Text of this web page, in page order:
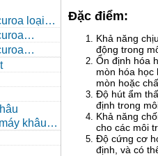
loại
khâu
Đặc điểm:
Khả năng
động trong
Ổn định hóa
mòn hóa học
mòn hoặc
Độ hút ẩm
định trong
Khả năng
cho các môi
Độ cứng cơ
định, và có